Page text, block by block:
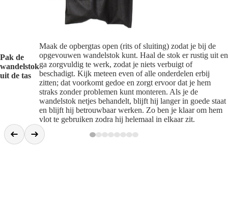
Pak de
wandelstok
uit de tas
Maak de opbergtas open (rits of sluiting) zodat je bij de
opgevouwen wandelstok kunt. Haal de stok er rustig uit en
ga zorgvuldig te werk, zodat je niets verbuigt of
beschadigt. Kijk meteen even of alle onderdelen erbij
zitten; dat voorkomt gedoe en zorgt ervoor dat je hem
straks zonder problemen kunt monteren. Als je de
wandelstok netjes behandelt, blijft hij langer in goede staat
en blijft hij betrouwbaar werken. Zo ben je klaar om hem
vlot te gebruiken zodra hij helemaal in elkaar zit.